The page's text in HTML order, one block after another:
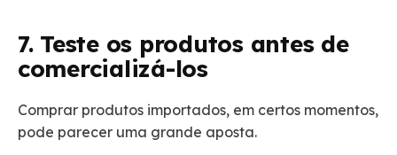
7. Teste os produtos antes de
comercializá-los
Comprar produtos importados, em certos momentos,
pode parecer uma grande aposta.